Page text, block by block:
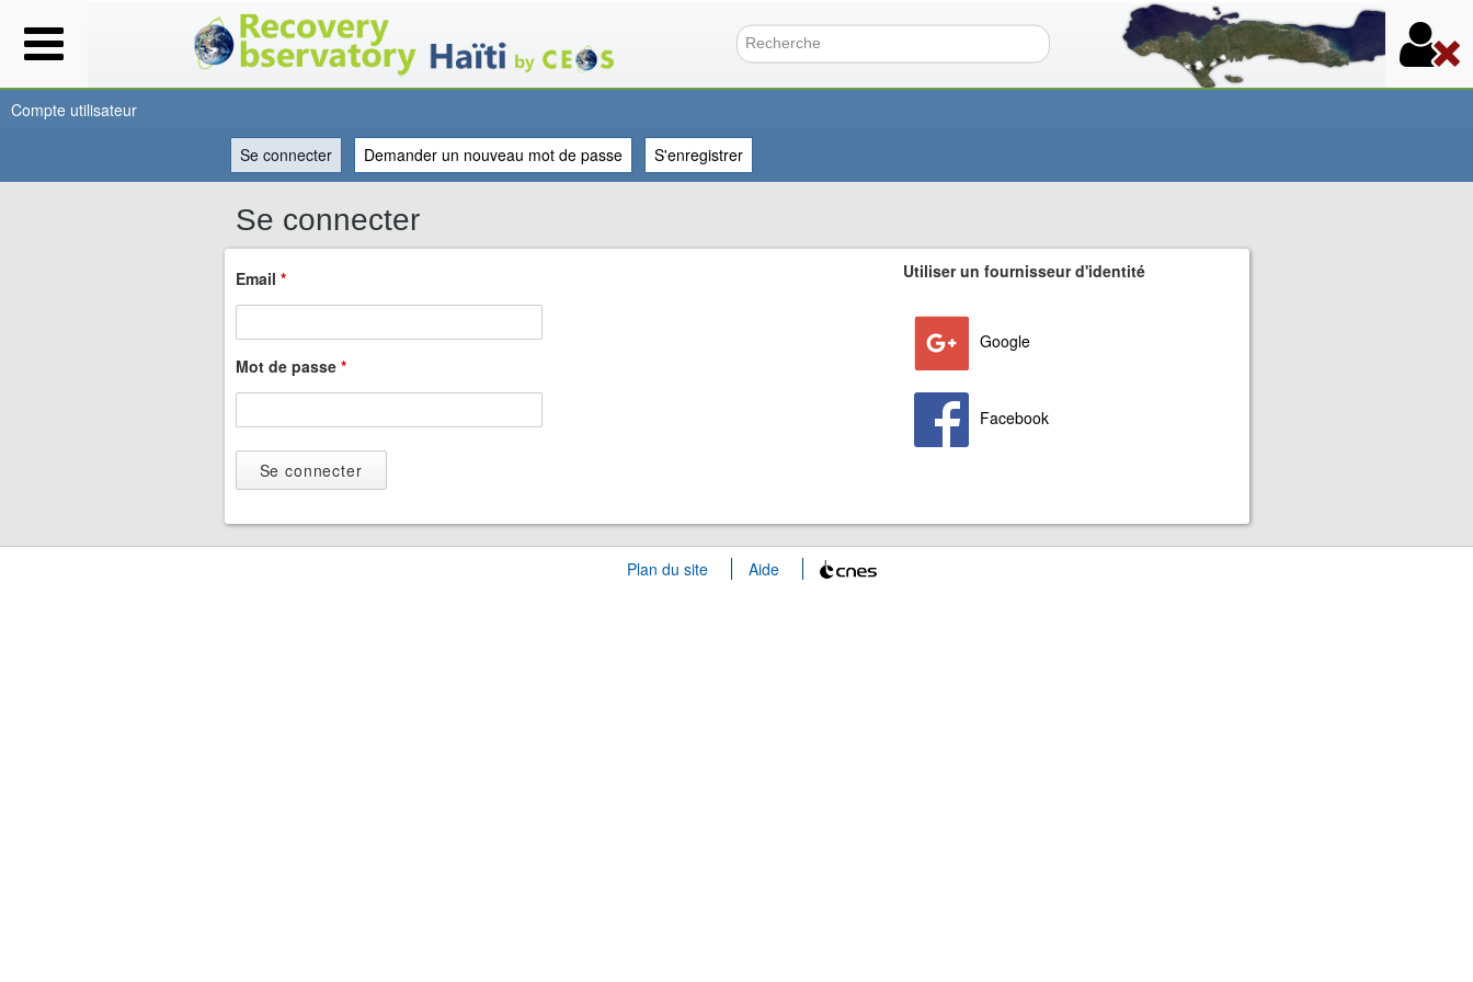
Formulaire de recherche
Vous
Compte utilisateur
Se connecter(onglet actif)
Demander un nouveau mot de passe S'enregistrer
Se connecter
Email *
Mot de passe *
Utiliser un fournisseur d'identité
Google
Facebook
Plan du site Aide